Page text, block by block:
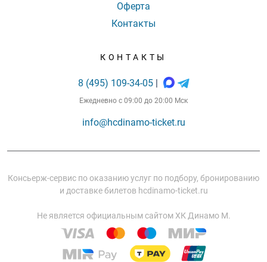
Оферта
Контакты
КОНТАКТЫ
8 (495) 109-34-05 |
Ежедневно с 09:00 до 20:00 Мск
info@hcdinamo-ticket.ru
Консьерж-сервис по оказанию услуг по подбору, бронированию
и доставке билетов hcdinamo-ticket.ru
Не является официальным сайтом ХК Динамо М.